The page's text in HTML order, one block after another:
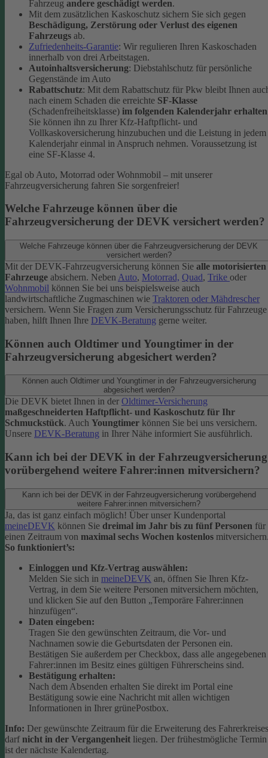
Fahrzeug andere geschädigt werden.
Mit dem zusätzlichen Kaskoschutz sichern Sie sich gegen
Beschädigung, Zerstörung oder Verlust des eigenen
Fahrzeugs ab.
Zufriedenheits-Garantie: Wir regulieren Ihren Kaskoschaden
innerhalb von drei Arbeitstagen.
Autoinhaltsversicherung: Diebstahlschutz für persönliche
Gegenstände im Auto
Rabattschutz: Mit dem Rabattschutz für Pkw bleibt Ihnen
nach einem Schaden die erreichte SF-Klasse
(Schadenfreiheitsklasse) im folgenden Kalenderjahr erhalten
Sie können ihn zu Ihrer Kfz-Haftpflicht- und
Vollkaskoversicherung hinzubuchen und die Leistung in jedem
Kalenderjahr einmal in Anspruch nehmen. Voraussetzung ist
eine SF-Klasse 4.
Egal ob Auto, Motorrad oder Wohnmobil – mit unserer
Fahrzeugversicherung fahren Sie sorgenfreier!
Welche Fahrzeuge können über die
Fahrzeugversicherung der DEVK versichert werden?
Welche Fahrzeuge können über die Fahrzeugversicherung der DEVK
versichert werden?
Mit der DEVK-Fahrzeugversicherung können Sie alle motorisierten
Fahrzeuge absichern. Neben Auto, Motorrad, Quad, Trike oder
Wohnmobil können Sie bei uns beispielsweise auch
landwirtschaftliche Zugmaschinen wie Traktoren oder Mähdrescher
versichern. Wenn Sie Fragen zum Versicherungsschutz für Fahrzeuge
haben, hilft Ihnen Ihre DEVK-Beratung gerne weiter.
Können auch Oldtimer und Youngtimer in der
Fahrzeugversicherung abgesichert werden?
Können auch Oldtimer und Youngtimer in der Fahrzeugversicherung
abgesichert werden?
Die DEVK bietet Ihnen in der Oldtimer-Versicherung
maßgeschneiderten Haftpflicht- und Kaskoschutz für Ihr
Schmuckstück. Auch Youngtimer können Sie bei uns versichern.
Unsere DEVK-Beratung in Ihrer Nähe informiert Sie ausführlich.
Kann ich bei der DEVK in der Fahrzeugversicherung
vorübergehend weitere Fahrer:innen mitversichern?
Kann ich bei der DEVK in der Fahrzeugversicherung vorübergehend
weitere Fahrer:innen mitversichern?
Ja, das ist ganz einfach möglich! Über unser Kundenportal
meineDEVK können Sie dreimal im Jahr bis zu fünf Personen für
einen Zeitraum von maximal sechs Wochen kostenlos
So funktioniert’s:
Einloggen und Kfz-Vertrag auswählen:
Melden Sie sich in meineDEVK an, öffnen Sie Ihren Kfz-
Vertrag, in dem Sie weitere Personen mitversichern möchten,
und klicken Sie auf den Button „Temporäre Fahrer:innen
hinzufügen“.
Daten eingeben:
Tragen Sie den gewünschten Zeitraum, die Vor- und
Nachnamen sowie die Geburtsdaten der Personen ein.
Bestätigen Sie außerdem per Checkbox, dass alle angegebenen
Fahrer:innen im Besitz eines gültigen Führerscheins sind.
Bestätigung erhalten:
Nach dem Absenden erhalten Sie direkt im Portal eine
Bestätigung sowie eine Nachricht mit allen wichtigen
Informationen in Ihrer grünePostbox.
Info: Der gewünschte Zeitraum für die Erweiterung des Fahrerkreises
darf nicht in der Vergangenheit liegen. Der frühestmögliche Termin
ist der nächste Kalendertag.